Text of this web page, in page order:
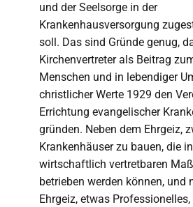
und der Seelsorge in der
Krankenhausversorgung
soll. Das sind Gründe genug,
Kirchenvertreter als Beitrag
Menschen und in lebendiger
christlicher Werte 1929 den
Errichtung evangelischer
gründen. Neben dem Ehrgeiz,
Krankenhäuser zu bauen, die
wirtschaftlich vertretbaren
betrieben werden können, und
Ehrgeiz, etwas